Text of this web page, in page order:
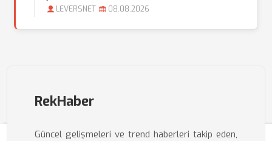
LEVERSNET 08.08.2026
RekHaber
Güncel gelişmeleri ve trend haberleri takip eden,